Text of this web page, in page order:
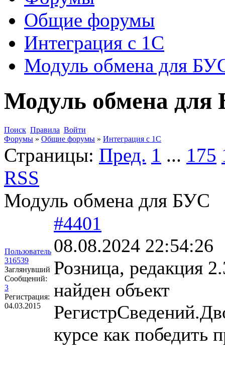
Общие форумы
Интеграция с 1С
Модуль обмена для
Модуль обмена
Поиск Правила Войти
Форумы » Общие форумы » Интеграция с 1С
Страницы: Пред. 1 ... 175
RSS
Модуль обмена для БУС
Пользователь
316539
Заглянувший
Сообщений:
3
Регистрация:
04.03.2015
#4401
08.08.2024 22:54:26
Розница, редакция
найден объект
курсе как победить